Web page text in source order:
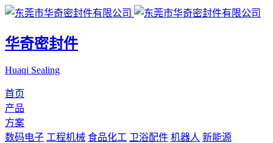
华奇密封件
Huaqi Sealing
首页
产品
方案
数码电子 工程机械 食品化工 卫浴配件 机器人 新能源